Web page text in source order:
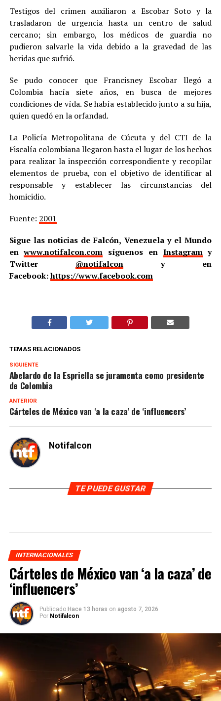
Testigos del crimen auxiliaron a Escobar Soto y la
trasladaron de urgencia hasta un centro de salud
cercano; sin embargo, los médicos de guardia no
pudieron salvarle la vida debido a la gravedad de las
heridas que sufrió.
Se pudo conocer que Francisney Escobar llegó a
Colombia hacía siete años, en busca de mejores
condiciones de vída. Se había establecido junto a su hija,
quien quedó en la orfandad.
La Policía Metropolitana de Cúcuta y del CTI de la
Fiscalía colombiana llegaron hasta el lugar de los hechos
para realizar la inspección correspondiente y recopilar
elementos de prueba, con el objetivo de identificar al
responsable y establecer las circunstancias del
homicidio.
Fuente: 2001
Sigue las noticias de Falcón, Venezuela y el Mundo
enwww.notifalcon.com síguenos en Instagramy
Twitter @notifalcony en
Facebook:https://www.facebook.com
TEMAS RELACIONADOS
SIGUIENTE
Abelardo de la Espriella se juramenta como presidente
de Colombia
ANTERIOR
Cárteles de México van ‘a la caza’ de ‘influencers’
Notifalcon
TE PUEDE GUSTAR
INTERNACIONALES
Cárteles de México van ‘a la caza’ de
‘influencers’
Publicado Hace 13 horas on agosto 7, 2026
Por Notifalcon